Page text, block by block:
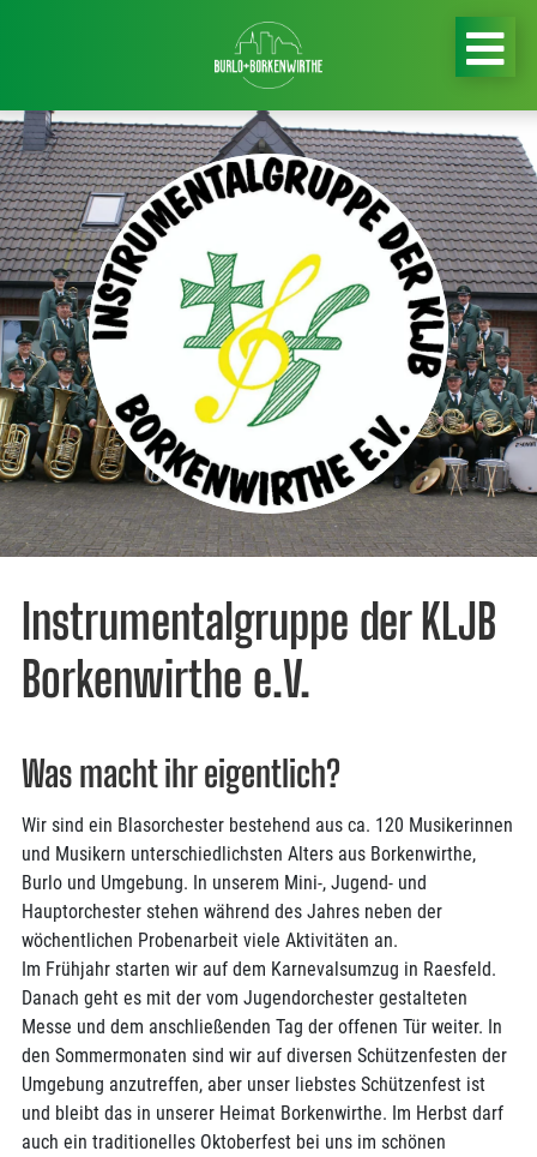
Instrumentalgruppe der KLJB
Borkenwirthe e.V.
Was macht ihr eigentlich?
Wir sind ein Blasorchester bestehend aus ca. 120 Musikerinnen
und Musikern unterschiedlichsten Alters aus Borkenwirthe,
Burlo und Umgebung. In unserem Mini-, Jugend- und
Hauptorchester stehen während des Jahres neben der
wöchentlichen Probenarbeit viele Aktivitäten an.
Im Frühjahr starten wir auf dem Karnevalsumzug in Raesfeld.
Danach geht es mit der vom Jugendorchester gestalteten
Messe und dem anschließenden Tag der offenen Tür weiter. In
den Sommermonaten sind wir auf diversen Schützenfesten der
Umgebung anzutreffen, aber unser liebstes Schützenfest ist
und bleibt das in unserer Heimat Borkenwirthe. Im Herbst darf
auch ein traditionelles Oktoberfest bei uns im schönen